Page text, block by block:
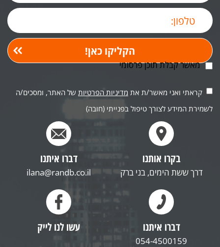
מאשר קבלת תוכן פרסומי
קראתי ואני מאשר/ת את מדיניות הפרטיות של האתר, ומסכים/ה
לשמירת המידע לצורך טיפול בפנייתי (חובה)
בקרו אותנו
דרך ששת הימים, בני ברק
דברו איתנו
ilana@randb.co.il
דברו איתנו
054-4500159
עשו לנו לייק